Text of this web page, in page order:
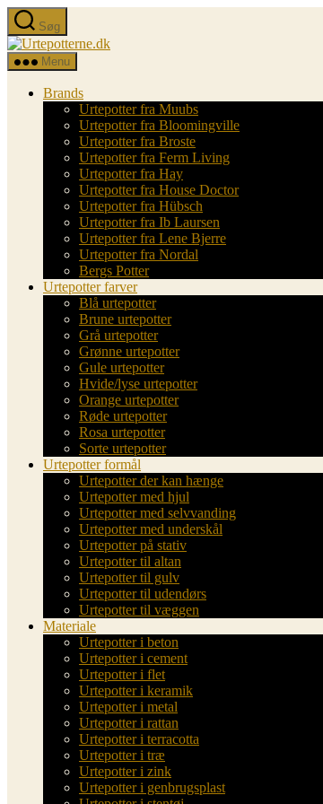
Spring
til
indholdet
Søg
Urtepotterne.dk
Menu
Brands
Urtepotter fra Muubs
Urtepotter fra Bloomingville
Urtepotter fra Broste
Urtepotter fra Ferm Living
Urtepotter fra Hay
Urtepotter fra House Doctor
Urtepotter fra Hübsch
Urtepotter fra Ib Laursen
Urtepotter fra Lene Bjerre
Urtepotter fra Nordal
Bergs Potter
Urtepotter farver
Blå urtepotter
Brune urtepotter
Grå urtepotter
Grønne urtepotter
Gule urtepotter
Hvide/lyse urtepotter
Orange urtepotter
Røde urtepotter
Rosa urtepotter
Sorte urtepotter
Urtepotter formål
Urtepotter der kan hænge
Urtepotter med hjul
Urtepotter med selvvanding
Urtepotter med underskål
Urtepotter på stativ
Urtepotter til altan
Urtepotter til gulv
Urtepotter til udendørs
Urtepotter til væggen
Materiale
Urtepotter i beton
Urtepotter i cement
Urtepotter i flet
Urtepotter i keramik
Urtepotter i metal
Urtepotter i rattan
Urtepotter i terracotta
Urtepotter i træ
Urtepotter i zink
Urtepotter i genbrugsplast